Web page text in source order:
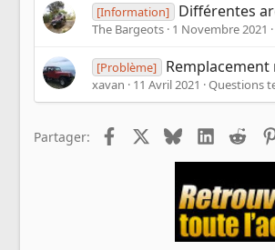
[Information] Différentes
The Bargeots 1 Novembre 2021
[Problème] Remplacement
xavan 11 Avril 2021 Questions
Partager: Facebook BlueskyLinkedIn